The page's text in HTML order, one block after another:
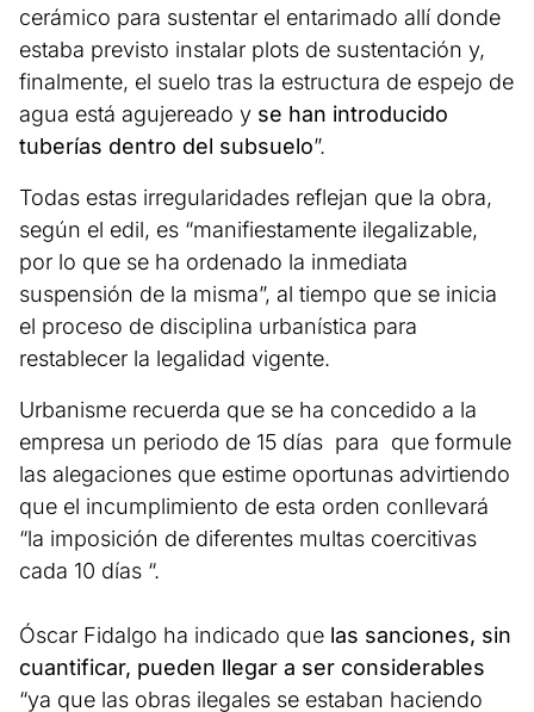
cerámico para sustentar el entarimado allí donde
estaba previsto instalar plots de sustentación y,
finalmente, el suelo tras la estructura de espejo de
agua está agujereado y se han introducido
tuberías dentro del subsuelo”.
Todas estas irregularidades reflejan que la obra,
según el edil, es “manifiestamente ilegalizable,
por lo que se ha ordenado la inmediata
suspensión de la misma”, al tiempo que se inicia
el proceso de disciplina urbanística para
restablecer la legalidad vigente.
Urbanisme recuerda que se ha concedido a la
empresa un periodo de 15 días para que formule
las alegaciones que estime oportunas advirtiendo
que el incumplimiento de esta orden conllevará
“la imposición de diferentes multas coercitivas
cada 10 días “.
Óscar Fidalgo ha indicado que las sanciones, sin
cuantificar, pueden llegar a ser considerables
“ya que las obras ilegales se estaban haciendo